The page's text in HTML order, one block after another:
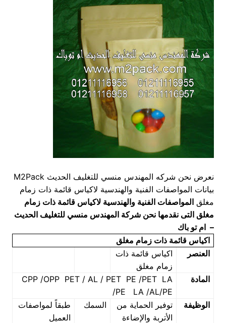
نعرض نحن شركه المهندس منسي للتغليف الحديث M2Pack
بيانات المواصفات الفنية والهندسية لاكياس قائمة ذات زمام
مغلق المواصفات الفنية والهندسية لاكياس قائمة ذات زمام
مغلق التى نقدمها نحن شركة المهندس منسي للتغليف الحديث
– ام تو باك
اكياس قائمة ذات زمام مغلق
العنصر
اكياس قائمة ذات
زمام مغلق
المادة
CPP /OPP PET / AL / PET PE /PET LA
/PE LA /AL/PE
الوظيفة
توفير الحماية من
الأتربة والإضاءة
السمك
طبقاً لمواصفات
العميل